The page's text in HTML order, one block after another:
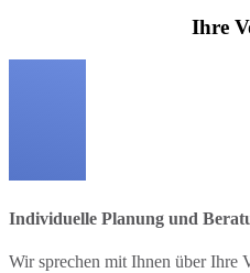
Ihre
Individuelle Planung und
Wir sprechen mit Ihnen über Ihre